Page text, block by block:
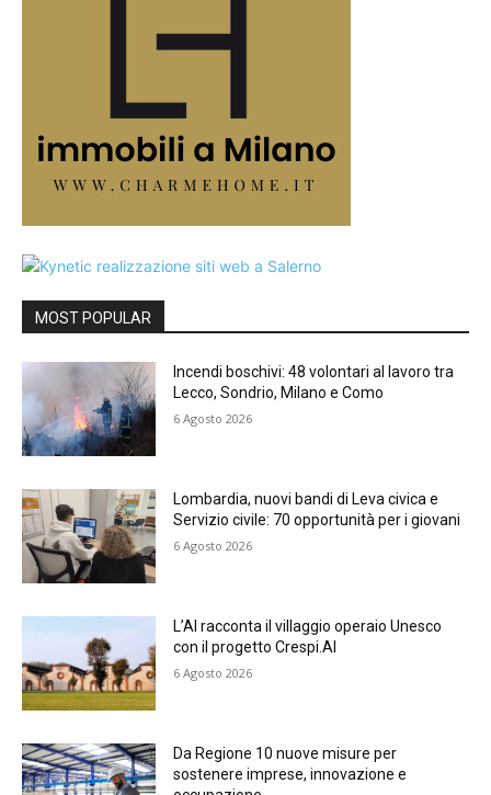
MOST POPULAR
Incendi boschivi: 48 volontari al lavoro tra
Lecco, Sondrio, Milano e Como
6 Agosto 2026
Lombardia, nuovi bandi di Leva civica e
Servizio civile: 70 opportunità per i giovani
6 Agosto 2026
L’AI racconta il villaggio operaio Unesco
con il progetto Crespi.AI
6 Agosto 2026
Da Regione 10 nuove misure per
sostenere imprese, innovazione e